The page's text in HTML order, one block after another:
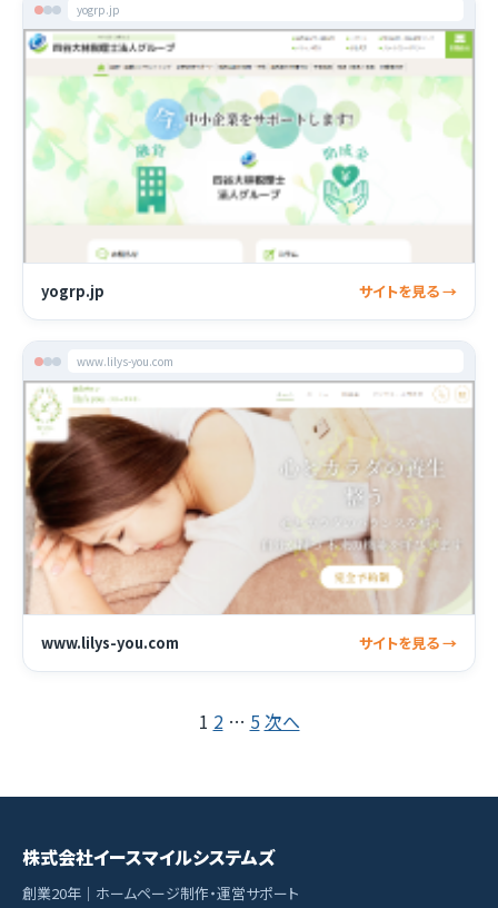
yogrp.jp
yogrp.jp サイトを見る →
www.lilys-you.com
www.lilys-you.com サイトを見る →
の
ー
1 2 … 5次へ
株式会社イースマイルシステムズ
創業20年｜ホームページ制作・運営サポート